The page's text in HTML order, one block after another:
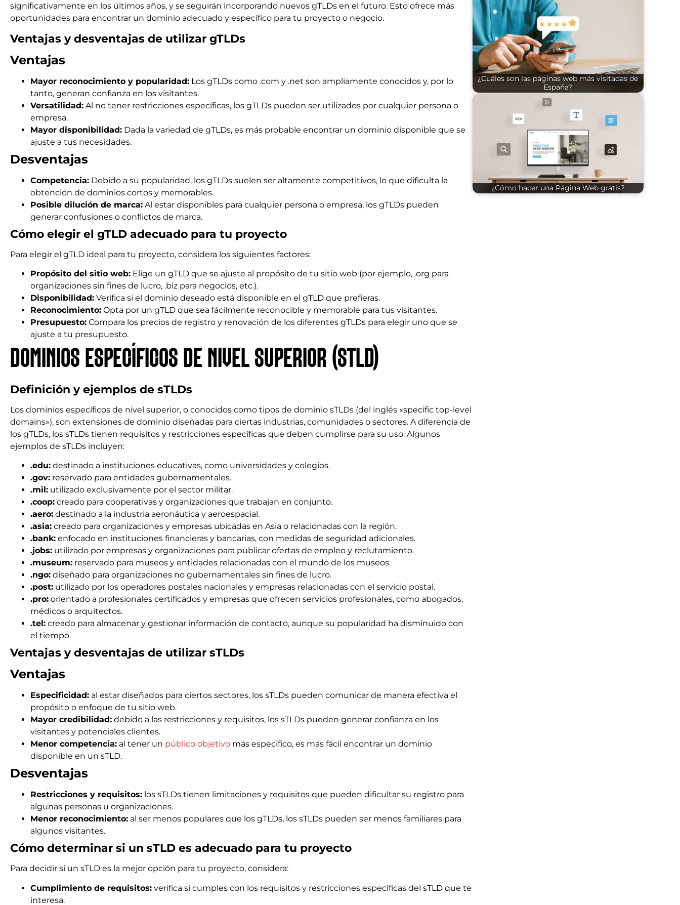
significativamente en los últimos años, y se seguirán incorporando nuevos gTLDs en el futuro. Esto ofrece más
oportunidades para encontrar un dominio adecuado y específico para tu proyecto o negocio.
Ventajas y desventajas de utilizar gTLDs
Ventajas
Mayor reconocimiento y popularidad: Los gTLDs como .com y .net son ampliamente conocidos y, por lo
tanto, generan confianza en los visitantes.
Versatilidad: Al no tener restricciones específicas, los gTLDs pueden ser utilizados por cualquier persona o
empresa.
Mayor disponibilidad: Dada la variedad de gTLDs, es más probable encontrar un dominio disponible que se
ajuste a tus necesidades.
Desventajas
Competencia: Debido a su popularidad, los gTLDs suelen ser altamente competitivos, lo que dificulta la
obtención de dominios cortos y memorables.
Posible dilución de marca: Al estar disponibles para cualquier persona o empresa, los gTLDs pueden
generar confusiones o conflictos de marca.
Cómo elegir el gTLD adecuado para tu proyecto
Para elegir el gTLD ideal para tu proyecto, considera los siguientes factores:
Propósito del sitio web: Elige un gTLD que se ajuste al propósito de tu sitio web (por ejemplo, .org para
organizaciones sin fines de lucro, .biz para negocios, etc.).
Disponibilidad: Verifica si el dominio deseado está disponible en el gTLD que prefieras.
Reconocimiento: Opta por un gTLD que sea fácilmente reconocible y memorable para tus visitantes.
Presupuesto: Compara los precios de registro y renovación de los diferentes gTLDs para elegir uno que se
ajuste a tu presupuesto.
DOMINIOS ESPECÍFICOS DE NIVEL SUPERIOR (STLD)
Definición y ejemplos de sTLDs
Los dominios específicos de nivel superior, o conocidos como tipos de dominio sTLDs (del inglés «specific top-level
domains»), son extensiones de dominio diseñadas para ciertas industrias, comunidades o sectores. A diferencia de
los gTLDs, los sTLDs tienen requisitos y restricciones específicas que deben cumplirse para su uso. Algunos
ejemplos de sTLDs incluyen:
.edu: destinado a instituciones educativas, como universidades y colegios.
.gov: reservado para entidades gubernamentales.
.mil: utilizado exclusivamente por el sector militar.
.coop: creado para cooperativas y organizaciones que trabajan en conjunto.
.aero: destinado a la industria aeronáutica y aeroespacial.
.asia: creado para organizaciones y empresas ubicadas en Asia o relacionadas con la región.
.bank: enfocado en instituciones financieras y bancarias, con medidas de seguridad adicionales.
.jobs: utilizado por empresas y organizaciones para publicar ofertas de empleo y reclutamiento.
.museum: reservado para museos y entidades relacionadas con el mundo de los museos.
.ngo: diseñado para organizaciones no gubernamentales sin fines de lucro.
.post: utilizado por los operadores postales nacionales y empresas relacionadas con el servicio postal.
.pro: orientado a profesionales certificados y empresas que ofrecen servicios profesionales, como abogados,
médicos o arquitectos.
.tel: creado para almacenar y gestionar información de contacto, aunque su popularidad ha disminuido con
el tiempo.
Ventajas y desventajas de utilizar sTLDs
Ventajas
Especificidad: al estar diseñados para ciertos sectores, los sTLDs pueden comunicar de manera efectiva el
propósito o enfoque de tu sitio web.
Mayor credibilidad: debido a las restricciones y requisitos, los sTLDs pueden generar confianza en los
visitantes y potenciales clientes.
Menor competencia: al tener un público objetivo más específico, es más fácil encontrar un dominio
disponible en un sTLD.
Desventajas
Restricciones y requisitos: los sTLDs tienen limitaciones y requisitos que pueden dificultar su registro para
algunas personas u organizaciones.
Menor reconocimiento: al ser menos populares que los gTLDs, los sTLDs pueden ser menos familiares para
algunos visitantes.
Cómo determinar si un sTLD es adecuado para tu proyecto
Para decidir si un sTLD es la mejor opción para tu proyecto, considera:
Cumplimiento de requisitos: verifica si cumples con los requisitos y restricciones específicas del sTLD que te
interesa.
¿Cuáles son las páginas web más visitadas de
España?
¿Cómo hacer una Página Web gratis?